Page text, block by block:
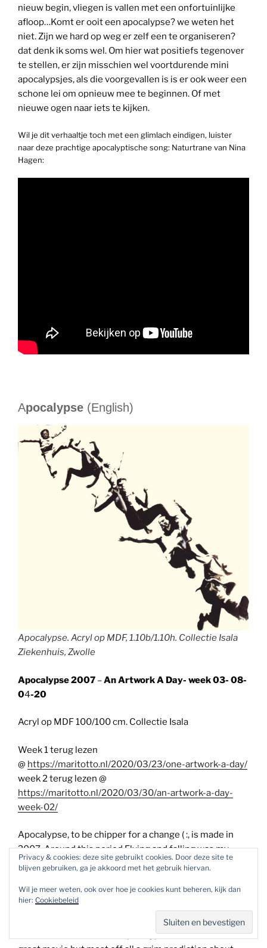
nieuw begin, vliegen is vallen met een onfortuinlijke
afloop…Komt er ooit een apocalypse? we weten het
niet. Zijn we hard op weg er zelf een te organiseren?
dat denk ik soms wel. Om hier wat positiefs tegenover
te stellen, er zijn misschien wel voortdurende mini
apocalypsjes, als die voorgevallen is is er ook weer een
schone lei om opnieuw mee te beginnen. Of met
nieuwe ogen naar iets te kijken.
Wil je dit verhaaltje toch met een glimlach eindigen, luister
naar deze prachtige apocalyptische song: Naturtrane van Nina
Hagen:
Apocalypse (English)
Apocalypse. Acryl op MDF, 1.10b/1.10h. Collectie Isala
Ziekenhuis, Zwolle
Apocalypse 2007 –An Artwork A Day- week 03- 08-
04-20
Acryl op MDF 100/100 cm. Collectie Isala
Week 1 terug lezen
@ https://maritotto.nl/2020/03/23/one-artwork-a-day/
week 2 terug lezen @
https://maritotto.nl/2020/03/30/an-artwork-a-day-
week-02/
Apocalypse, to be chipper for a change ( :, is made in
2007. Around this period Flying and falling was my
theme (stil is) . Flying is freedom, falling is flying with an
This seems to be a natural law. That fascinates me. All
paradoxes of mankind are mine. as well. As something
that wrenches inside, it forces me to think. And there is
a lot that wrenches. The Apocalypse is the titel of a
Privacy & cookies: deze site gebruikt cookies. Door deze site te
blijven gebruiken, ga je akkoord met het gebruik hiervan.
Wil je meer weten, ook over hoe je cookies kunt beheren, kijk dan
hier: Cookiebeleid